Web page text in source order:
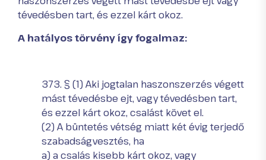
tévedésben tart, és ezzel kárt okoz.
A hatályos törvény így fogalmaz:
373. § (1) Aki jogtalan haszonszerzés végett
mást tévedésbe ejt, vagy tévedésben tart,
és ezzel kárt okoz, csalást követ el.
(2) A büntetés vétség miatt két évig terjedő
szabadságvesztés, ha
a) a csalás kisebb kárt okoz, vagy